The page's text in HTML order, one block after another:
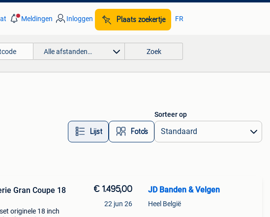
Meldingen Inloggen Plaats zoekertje FR
Alle afstanden… Zoek
Lijst Foto’s
Sorteer op
Gran Coupe 18
originele 18 inch
€ 1.495,00
22 jun 26
JD Banden & Velgen
Heel België